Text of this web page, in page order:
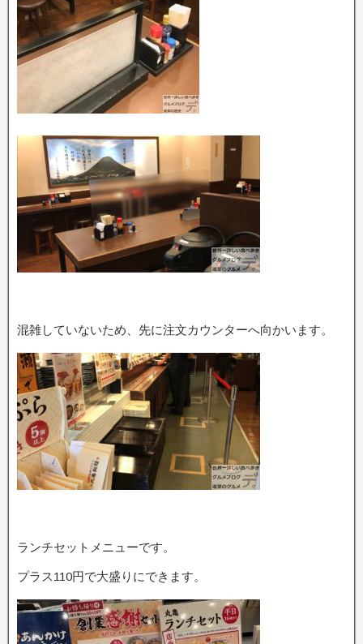
混雑していないため、先に注文カウンターへ向かいます。
ランチセットメニューです。
プラス110円で大盛りにできます。